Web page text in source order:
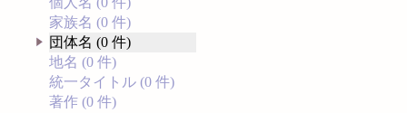
家族名 (0 件)
団体名 (0 件)
地名 (0 件)
統一タイトル (0 件)
著作 (0 件)